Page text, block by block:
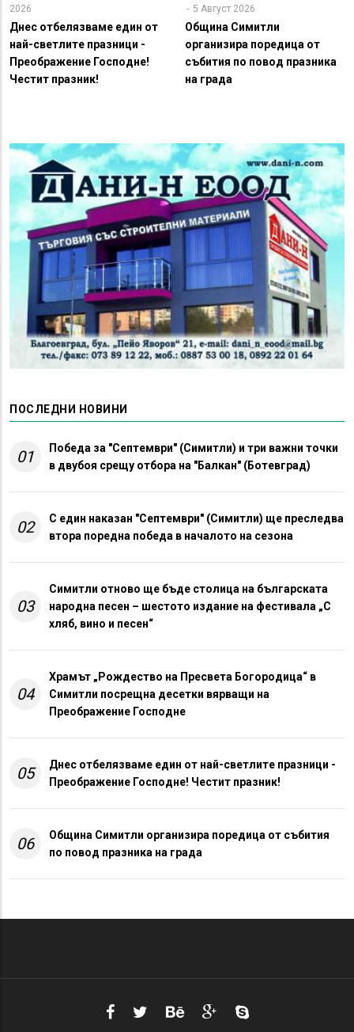
2026
Днес отбелязваме един от
най-светлите празници -
Преображение Господне!
Честит празник!
5 Август 2026
Община Симитли
организира поредица от
събития по повод празника
на града
ПОСЛЕДНИ НОВИНИ
01
Победа за "Септември" (Симитли) и три важни точки
в двубоя срещу отбора на "Балкан" (Ботевград)
02
С един наказан "Септември" (Симитли) ще преследва
втора поредна победа в началото на сезона
03
Симитли отново ще бъде столица на българската
народна песен – шестото издание на фестивала „С
хляб, вино и песен“
04
Храмът „Рождество на Пресвета Богородица“ в
Симитли посрещна десетки вярващи на
Преображение Господне
05
Днес отбелязваме един от най-светлите празници -
Преображение Господне! Честит празник!
06
Община Симитли организира поредица от събития
по повод празника на града